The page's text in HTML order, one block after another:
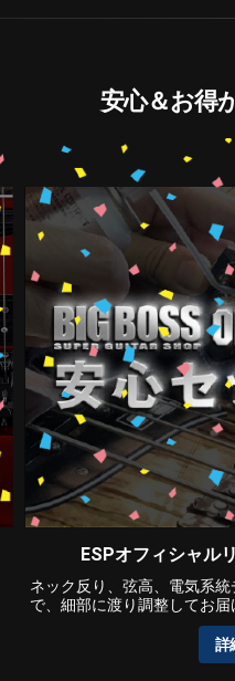
安心＆お得
ESPオフィシャル
ネック反り、弦高、電気系
で、細部に渡り調整してお届
詳